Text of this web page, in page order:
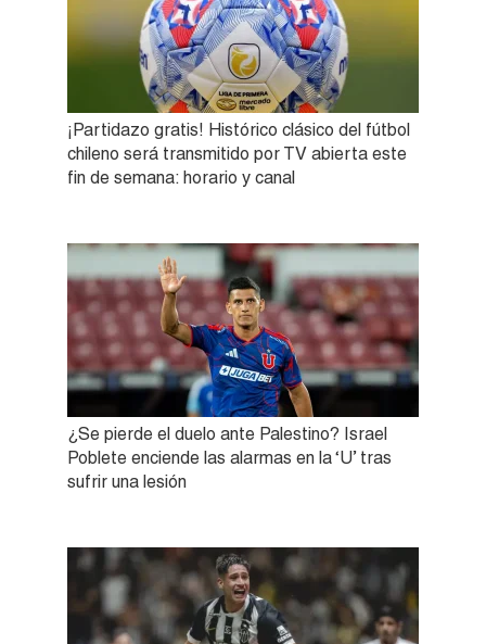
¡Partidazo gratis! Histórico clásico del fútbol
chileno será transmitido por TV abierta este
fin de semana: horario y canal
¿Se pierde el duelo ante Palestino? Israel
Poblete enciende las alarmas en la ‘U’ tras
sufrir una lesión